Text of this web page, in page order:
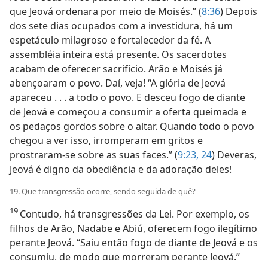
que Jeová ordenara por meio de Moisés.” (8:36) Depois
dos sete dias ocupados com a investidura, há um
espetáculo milagroso e fortalecedor da fé. A
assembléia inteira está presente. Os sacerdotes
acabam de oferecer sacrifício. Arão e Moisés já
abençoaram o povo. Daí, veja! “A glória de Jeová
apareceu . . . a todo o povo. E desceu fogo de diante
de Jeová e começou a consumir a oferta queimada e
os pedaços gordos sobre o altar. Quando todo o povo
chegou a ver isso, irromperam em gritos e
prostraram-se sobre as suas faces.” (9:23, 24) Deveras,
Jeová é digno da obediência e da adoração deles!
19. Que transgressão ocorre, sendo seguida de quê?
19 Contudo, há transgressões da Lei. Por exemplo, os
filhos de Arão, Nadabe e Abiú, oferecem fogo ilegítimo
perante Jeová. “Saiu então fogo de diante de Jeová e os
consumiu, de modo que morreram perante Jeová.”